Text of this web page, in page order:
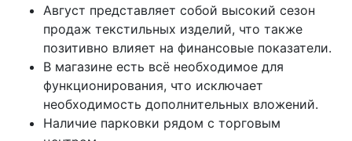
Август представляет собой высокий сезон
продаж текстильных изделий, что также
позитивно влияет на финансовые показатели.
В магазине есть всё необходимое для
функционирования, что исключает
необходимость дополнительных вложений.
Наличие парковки рядом с торговым